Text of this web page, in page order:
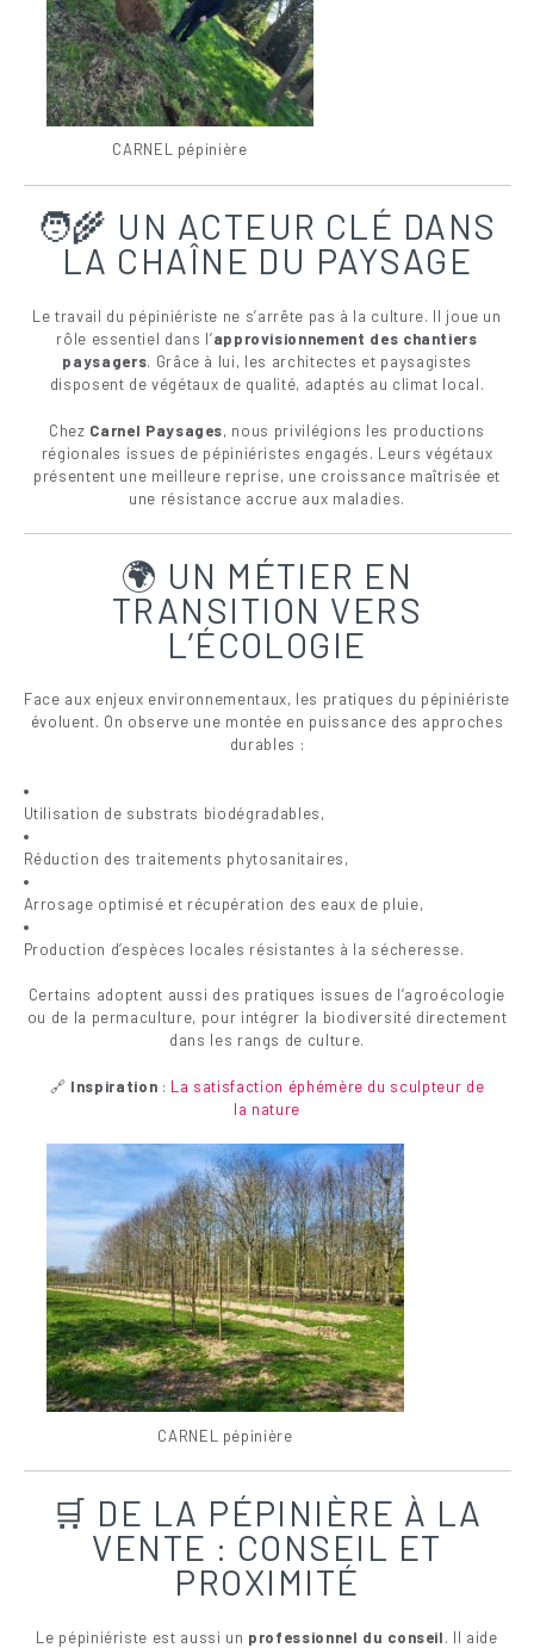
CARNEL pépinière
🧑‍🌾 UN ACTEUR CLÉ DANS
LA CHAÎNE DU PAYSAGE
Le travail du pépiniériste ne s’arrête pas à la culture. Il joue un
rôle essentiel dans l’approvisionnement des chantiers
paysagers. Grâce à lui, les architectes et paysagistes
disposent de végétaux de qualité, adaptés au climat local.
Chez Carnel Paysages, nous privilégions les productions
régionales issues de pépiniéristes engagés. Leurs végétaux
présentent une meilleure reprise, une croissance maîtrisée et
une résistance accrue aux maladies.
🌍 UN MÉTIER EN
TRANSITION VERS
L’ÉCOLOGIE
Face aux enjeux environnementaux, les pratiques du pépiniériste
évoluent. On observe une montée en puissance des approches
durables :
Utilisation de substrats biodégradables,
Réduction des traitements phytosanitaires,
Arrosage optimisé et récupération des eaux de pluie,
Production d’espèces locales résistantes à la sécheresse.
Certains adoptent aussi des pratiques issues de l’agroécologie
ou de la permaculture, pour intégrer la biodiversité directement
dans les rangs de culture.
🔗 Inspiration : La satisfaction éphémère du sculpteur de
la nature
CARNEL pépinière
🛒 DE LA PÉPINIÈRE À LA
VENTE : CONSEIL ET
PROXIMITÉ
Le pépiniériste est aussi un professionnel du conseil. Il aide